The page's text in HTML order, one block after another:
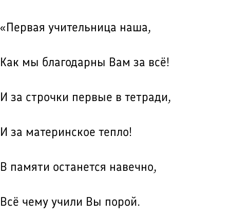
«Первая учительница наша,
Как мы благодарны Вам за всё!
И за строчки первые в тетради,
И за материнское тепло!
В памяти останется навечно,
Всё чему учили Вы порой.